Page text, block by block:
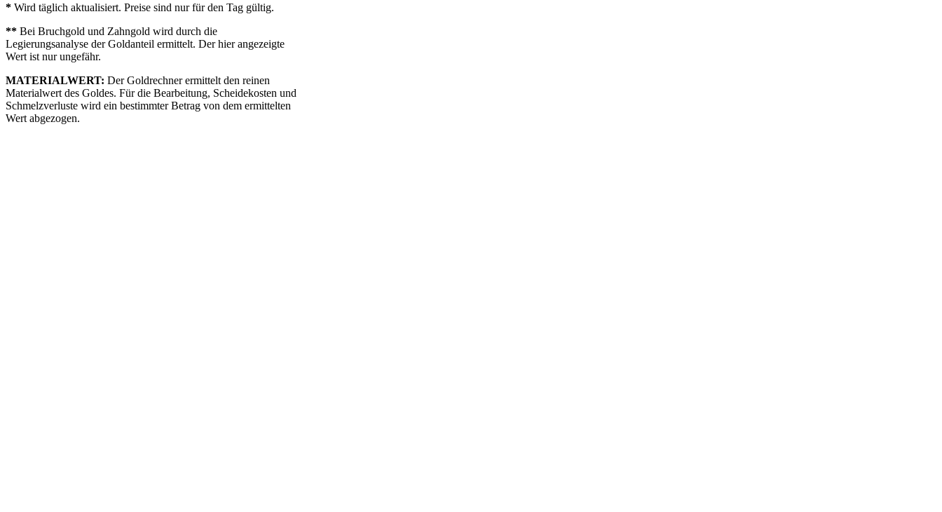
* Wird täglich aktualisiert. Preise sind nur für den Tag gültig.
** Bei Bruchgold und Zahngold wird durch die
Legierungsanalyse der Goldanteil ermittelt. Der hier angezeigte
Wert ist nur ungefähr.
MATERIALWERT: Der Goldrechner ermittelt den reinen
Materialwert des Goldes. Für die Bearbeitung, Scheidekosten und
Schmelzverluste wird ein bestimmter Betrag von dem ermittelten
Wert abgezogen.